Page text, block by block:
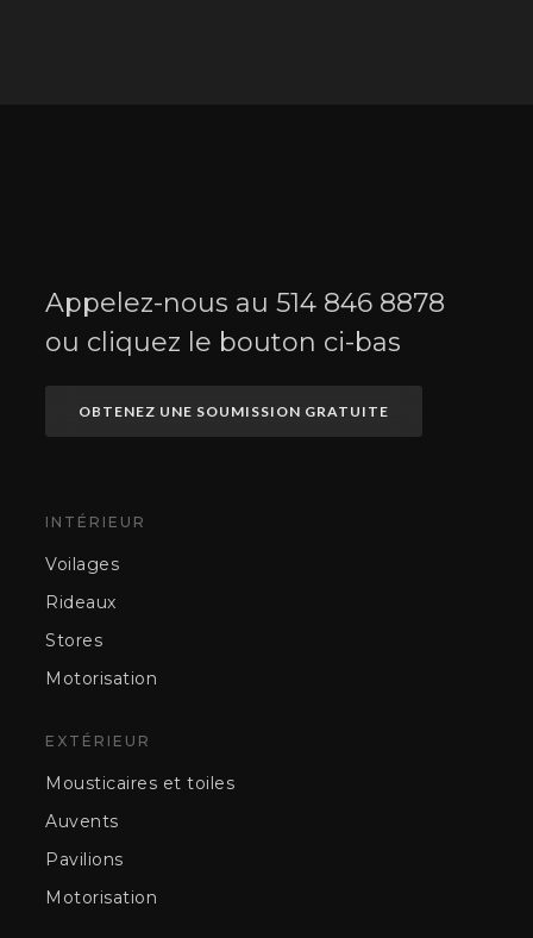
Appelez-nous au 514 846 8878
ou cliquez le bouton ci-bas
OBTENEZ UNE SOUMISSION GRATUITE
INTÉRIEUR
Voilages
Rideaux
Stores
Motorisation
EXTÉRIEUR
Mousticaires et toiles
Auvents
Pavilions
Motorisation